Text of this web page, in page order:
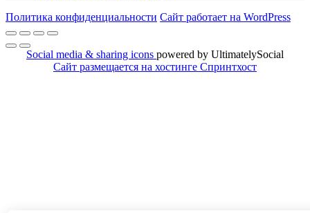
Политика конфиденциальности Сайт работает на WordPress
Social media & sharing icons powered by UltimatelySocial
Сайт размещается на хостинге Спринтхост